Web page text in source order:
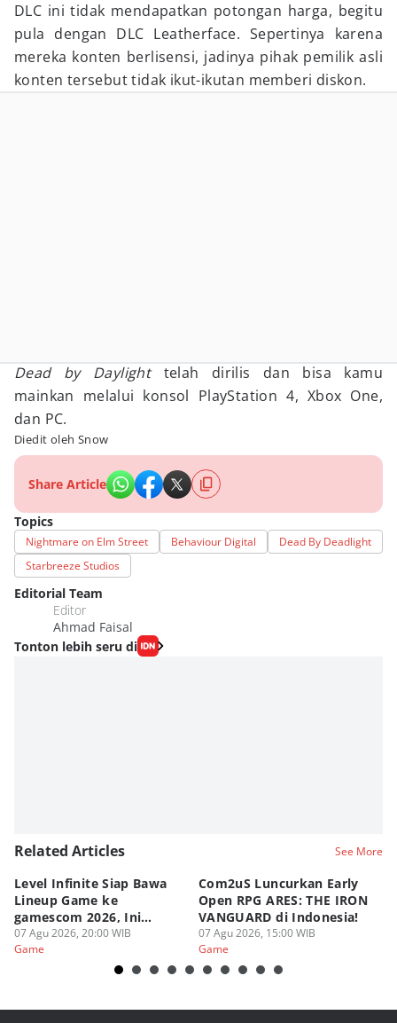
DLC ini tidak mendapatkan potongan harga, begitu
pula dengan DLC Leatherface. Sepertinya karena
mereka konten berlisensi, jadinya pihak pemilik asli
konten tersebut tidak ikut-ikutan memberi diskon.
Dead by Daylight telah dirilis dan bisa kamu
mainkan melalui konsol PlayStation 4, Xbox One,
dan PC.
Diedit oleh Snow
Share Article
Topics
Nightmare on Elm Street Behaviour Digital
Dead By Deadlight
Starbreeze Studios
Editorial Team
Editor
Ahmad Faisal
Tonton lebih seru di
Related Articles See More
Level Infinite Siap Bawa
Lineup Game ke
gamescom 2026, Ini
Judulnya!
07 Agu 2026, 20:00 WIB
Game
Com2uS Luncurkan Early
Open RPG ARES: THE IRON
VANGUARD di Indonesia!
07 Agu 2026, 15:00 WIB
Game